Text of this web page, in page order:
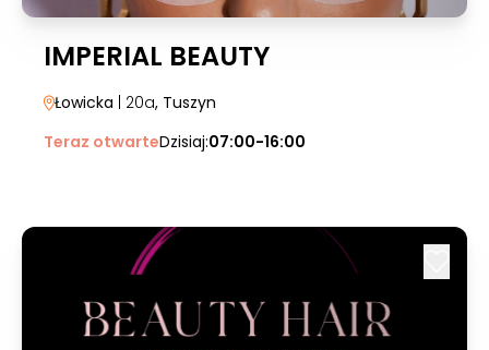
IMPERIAL BEAUTY
Łowicka | 20a, Tuszyn
Teraz otwarteDzisiaj:07:00-16:00